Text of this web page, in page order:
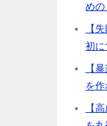
めの
【
初に
【
を
【